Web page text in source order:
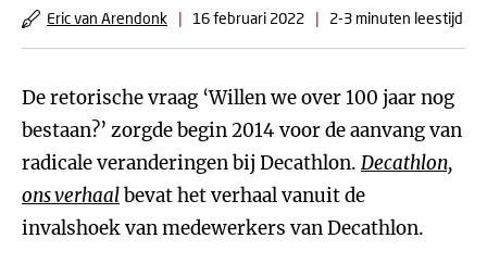
Eric van Arendonk | 16 februari 2022 | 2-3 minuten leestijd
De retorische vraag ‘Willen we over 100 jaar nog
bestaan?’ zorgde begin 2014 voor de aanvang van
radicale veranderingen bij Decathlon. Decathlon,
ons verhaalbevat het verhaal vanuit de
invalshoek van medewerkers van Decathlon.